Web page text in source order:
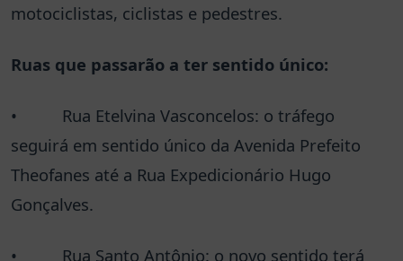
motociclistas, ciclistas e pedestres.
Ruas que passarão a ter sentido único:
• Rua Etelvina Vasconcelos: o tráfego
seguirá em sentido único da Avenida Prefeito
Theofanes até a Rua Expedicionário Hugo
Gonçalves.
• Rua Santo Antônio: o novo sentido terá